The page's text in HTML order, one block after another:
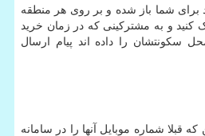
شما باز شده و بر روی هر منطقه
کنید و به مشترکینی که در زمان خرید
سکونتشان را داده اند پیام ارسال
قبلا شماره موبایل آنها را در سامانه